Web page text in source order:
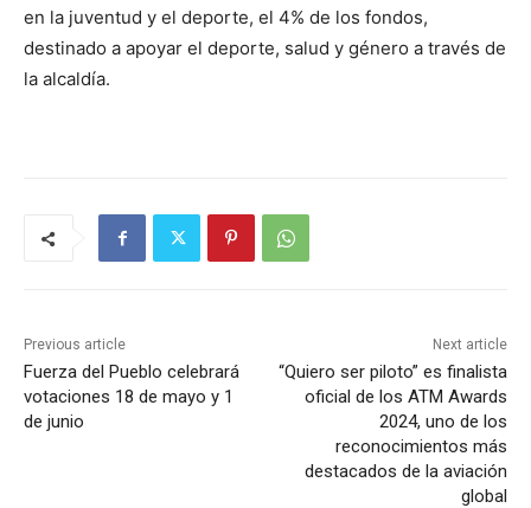
en la juventud y el deporte, el 4% de los fondos,
destinado a apoyar el deporte, salud y género a través de
la alcaldía.
Previous article
Fuerza del Pueblo celebrará
votaciones 18 de mayo y 1
de junio
Next article
“Quiero ser piloto” es finalista
oficial de los ATM Awards
2024, uno de los
reconocimientos más
destacados de la aviación
global